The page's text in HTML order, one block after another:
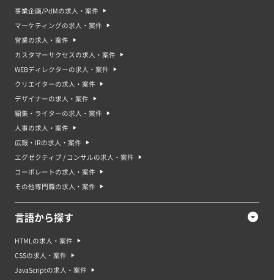
WEBディレクターの平均時給単価
※ 想定時給: 案件ごとの平均報酬 / 平均稼働時間で算出
WEBディレクターの平均年収
WEBディレクターのリモート案件率
WEBディレクターの案件が多い業界
事業企画/PdMの求人・案件
マーケティングの求人・案件
営業の求人・案件
カスタマーサクセスの求人・案件
WEBディレクターの求人・案件
クリエイターの求人・案件
デザイナーの求人・案件
編集・ライターの求人・案件
人事の求人・案件
広報・IRの求人・案件
エグゼクティブ / コンサルの求人・案件
コーポレートの求人・案件
その他専門職の求人・案件
言語から探す
HTMLの求人・案件
CSSの求人・案件
JavaScriptの求人・案件